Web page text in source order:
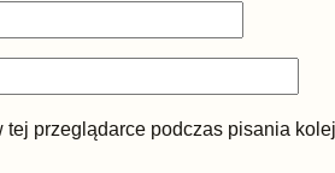
przeglądarce podczas pisania